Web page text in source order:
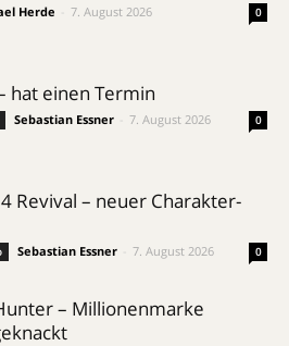
Herde 7. August 2026 0
hat einen Termin
Sebastian Essner 7. August 2026 0
Revival – neuer Charakter-
Sebastian Essner 7. August 2026 0
– Millionenmarke